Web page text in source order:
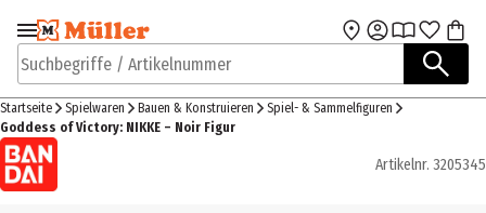
Zur Navigation
springen
Zum Hauptinhalt
Suchbegriffe / Artikelnummer
Startseite Spielwaren Bauen & Konstruieren
Spiel- & Sammelfiguren
Goddess of Victory: NIKKE – Noir Figur
Artikelnr. 3205345